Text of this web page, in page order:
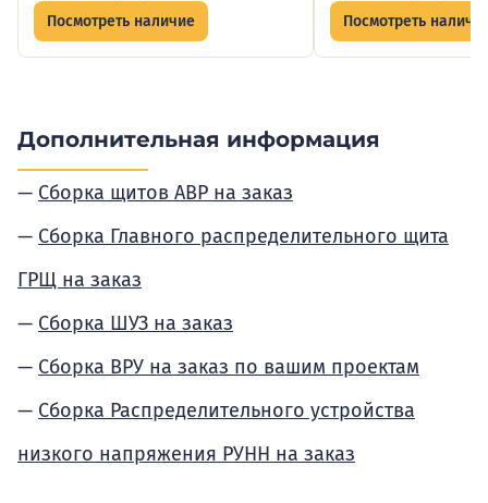
Посмотреть наличие Посмотреть
Дополнительная информация
Сборка щитов АВР на заказ
Сборка Главного распределительного щита
ГРЩ на заказ
Сборка ШУЗ на заказ
Сборка ВРУ на заказ по вашим проектам
Сборка Распределительного устройства
низкого напряжения РУНН на заказ